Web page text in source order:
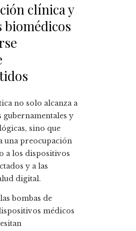
clínica y
biomédicos
no solo alcanza a
gubernamentales y
sino que
una preocupación
a los dispositivos
y a las
digital.
bombas de
médicos